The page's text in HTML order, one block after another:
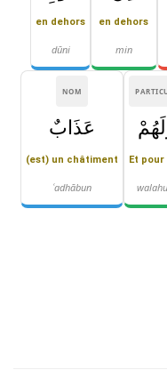
en dehors
min
en dehors
dūni
Et pour
NOM
عَذَابٌ
(est) un châtiment
ʿadhābun